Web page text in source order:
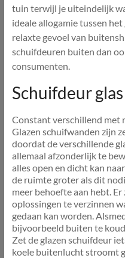
tuin terwijl je uiteindelijk
ideale allogamie tussen
relaxte gevoel van
schuifdeuren buiten dan
consumenten.
Schuifdeur
Constant verschillend met
Glazen schuifwanden zijn
doordat de verschillende
allemaal afzonderlijk te
alles open en dicht kan
de ruimte groter als dit
meer behoefte aan hebt.
oplossingen te verzinnen
gedaan kan worden.
bijvoorbeeld buiten te
Zet de glazen schuifdeur
koele buitenlucht stroomt